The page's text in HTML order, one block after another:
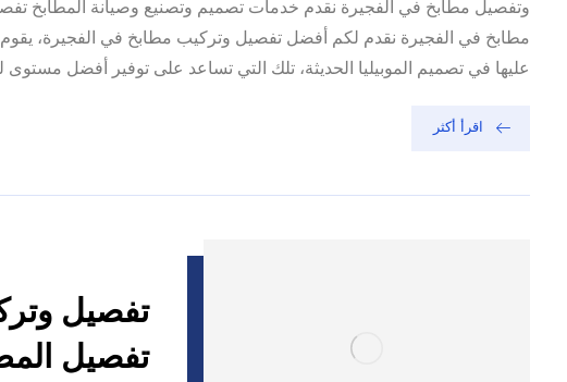
وتفصيل مطابخ في الفجيرة نقدم خدمات تصميم وتصنيع وصيانة المطابخ
مطابخ في الفجيرة نقدم لكم أفضل تفصيل وتركيب مطابخ في الفجيرة، يقوم
عليها في تصميم الموبيليا الحديثة، تلك التي تساعد على توفير أفضل مستوى
اقرأ أكثر
تفصيل